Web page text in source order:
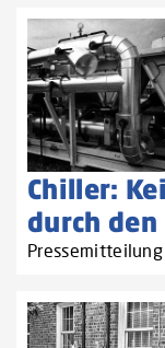
Chiller:
durch